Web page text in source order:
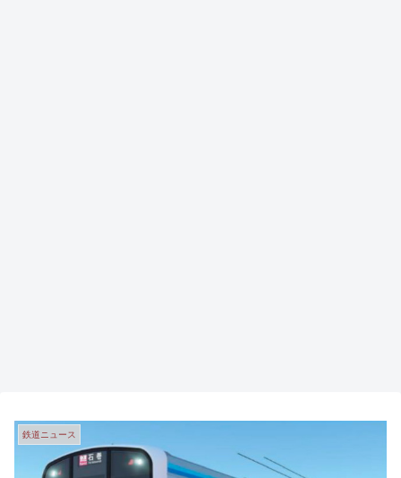
鉄道ニュース